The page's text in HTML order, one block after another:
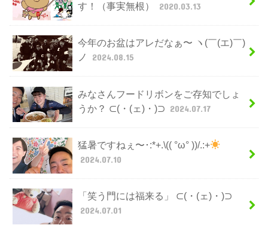
す！（事実無根）
2020.03.13
今年のお盆はアレだなぁ〜 ヽ(￣(エ)￣)
ノ
2024.08.15
みなさんフードリボンをご存知でしょ
うか？ ⊂(・(ェ)・)⊃ 2024.07.17
猛暑ですねぇ〜･:*+.\(( °ω° ))/.:+
2024.07.10
「笑う門には福来る」 ⊂(・(ェ)・)⊃
2024.07.01